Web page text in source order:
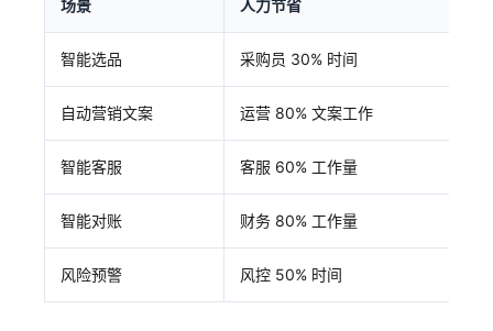
场景 人力节省
智能选品 采购员 30% 时间
自动营销文案 运营 80% 文案工作
智能客服 客服 60% 工作量
智能对账 财务 80% 工作量
风险预警 风控 50% 时间